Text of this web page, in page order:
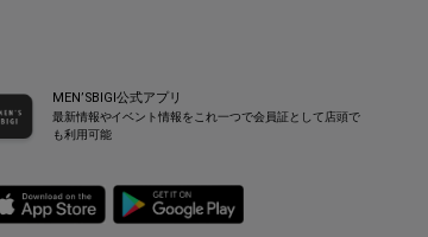
MEN’SBIGI公式アプリ
最新情報やイベント情報をこれ一つで会員証として店頭で
も利用可能